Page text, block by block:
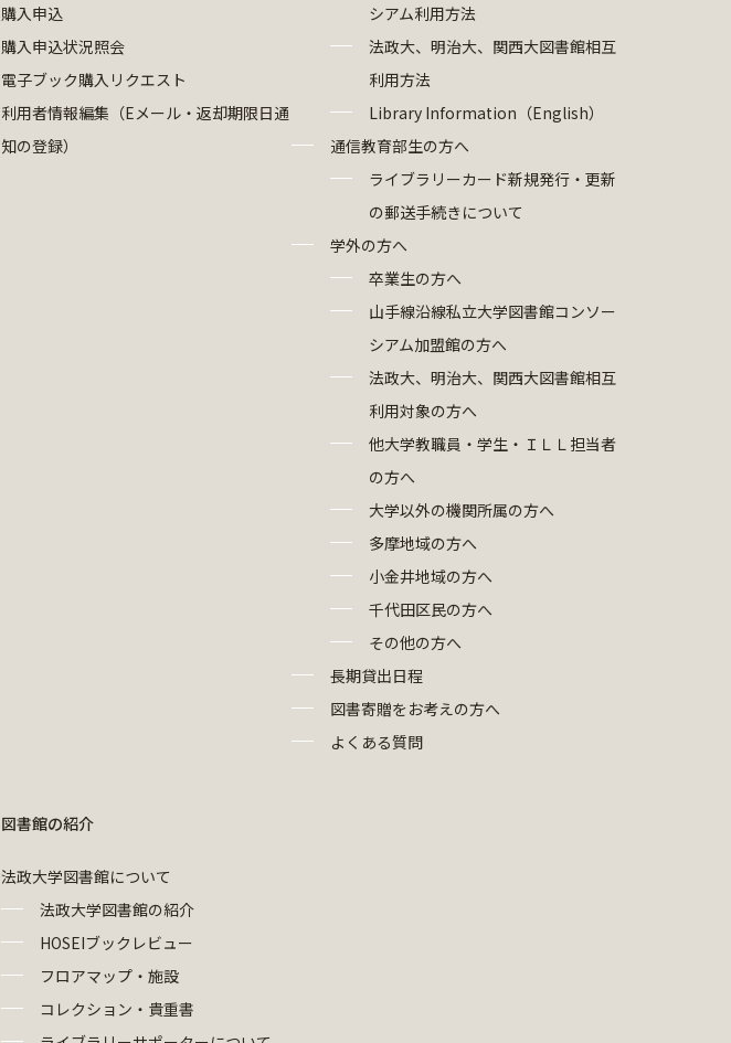
購入申込
購入申込状況照会
電子ブック購入リクエスト
利用者情報編集（Eメール・返却期限日通
知の登録）
シアム利用方法
法政大、明治大、関西大図書館相互
利用方法
Library Information（English）
通信教育部生の方へ
ライブラリーカード新規発行・更新
の郵送手続きについて
学外の方へ
卒業生の方へ
山手線沿線私立大学図書館コンソー
シアム加盟館の方へ
法政大、明治大、関西大図書館相互
利用対象の方へ
他大学教職員・学生・ＩＬＬ担当者
の方へ
大学以外の機関所属の方へ
多摩地域の方へ
小金井地域の方へ
千代田区民の方へ
その他の方へ
長期貸出日程
図書寄贈をお考えの方へ
よくある質問
図書館の紹介
法政大学図書館について
法政大学図書館の紹介
HOSEIブックレビュー
フロアマップ・施設
コレクション・貴重書